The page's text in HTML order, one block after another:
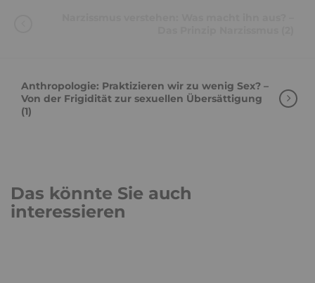
Anthropologie: Praktizieren wir zu wenig Sex? –
Von der Frigidität zur sexuellen Übersättigung
(1)
Das könnte Sie auch
interessieren